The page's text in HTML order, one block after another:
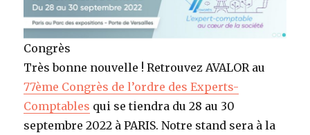
Congrès
Très bonne nouvelle ! Retrouvez AVALOR au
77ème Congrès de l’ordre des Experts-
Comptables qui se tiendra du 28 au 30
septembre 2022 à PARIS. Notre stand sera à la